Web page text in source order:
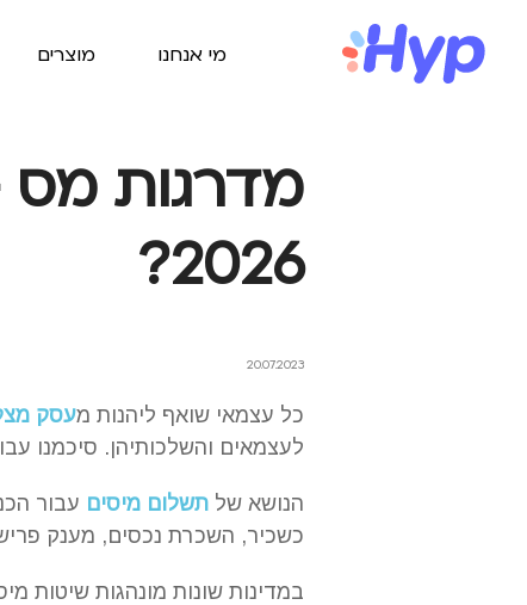
מי אנחנו מוצרים
מדרגות
2026?
20.07.2023
כל עצמאי שואף ליהנות מעסק
לעצמאים והשלכותיהן. סיכמנו
הנושא של תשלום מיסים עבור
כשכיר, השכרת נכסים, מענק
במדינות שונות מונהגות שיטות